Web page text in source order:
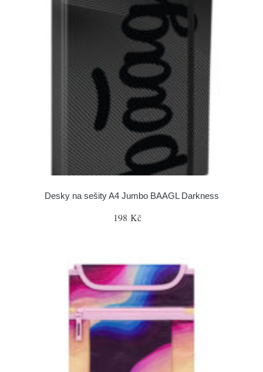
Desky na sešity A4 Jumbo BAAGL Darkness
198 Kč